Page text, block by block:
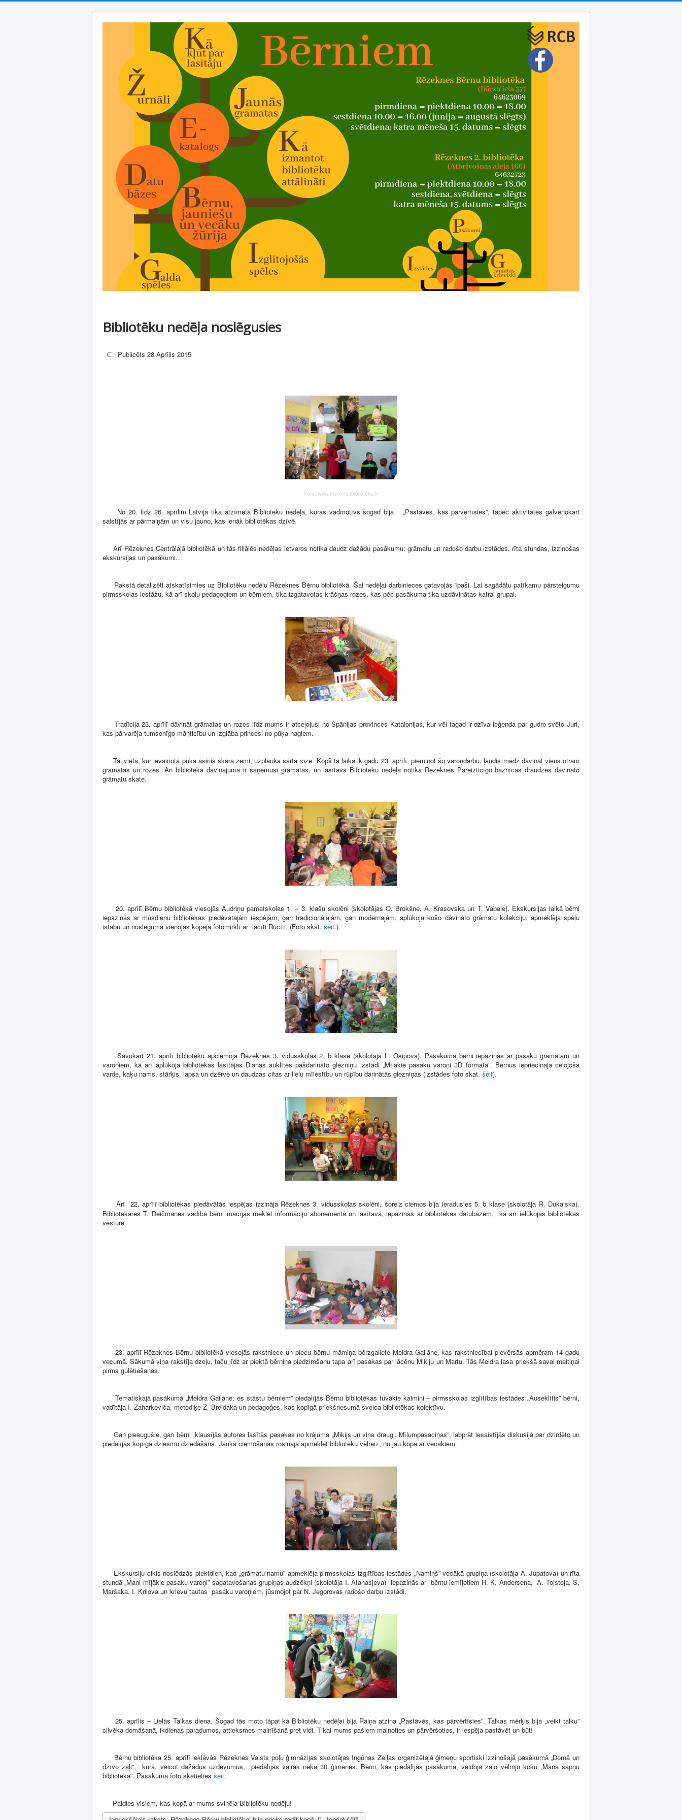
Bibliotēku nedēļa noslēgusies
Publicēts 28 Aprīlis 2015
Foto: www.rezeknesbiblioteka.lv
No 20. līdz 26. aprīlim Latvijā tika atzīmēta Bibliotēku nedēļa, kuras vadmotīvs šogad bija „Pastāvēs, kas pārvērtīsies”, tāpēc aktivitātes galvenokārt
saistījās ar pārmaiņām un visu jauno, kas ienāk bibliotēkas dzīvē.
Arī Rēzeknes Centrālajā bibliotēkā un tās filiālēs nedēļas ietvaros notika daudz dažādu pasākumu: grāmatu un radošo darbu izstādes, rīta stundas, izzinošas
ekskursijas un pasākumi…
Rakstā detalizēti atskatīsimies uz Bibliotēku nedēļu Rēzeknes Bērnu bibliotēkā. Šai nedēļai darbinieces gatavojās īpaši. Lai sagādātu patīkamu pārsteigumu
pirmsskolas iestāžu, kā arī skolu pedagogiem un bērniem, tika izgatavotas krāšņas rozes, kas pēc pasākuma tika uzdāvinātas katrai grupai.
Tradīcija 23. aprīlī dāvināt grāmatas un rozes līdz mums ir atceļojusi no Spānijas provinces Katalonijas, kur vēl tagad ir dzīva leģenda par gudro svēto Juri,
kas pārvarēja tumsonīgo māņticību un izglāba princesi no pūķa nagiem.
Tai vietā, kur ievainotā pūķa asinis skāra zemi, uzplauka sārta roze. Kopš tā laika ik gadu 23. aprīlī, pieminot šo varoņdarbu, ļaudis mēdz dāvināt viens otram
grāmatas un rozes. Arī bibliotēka dāvinājumā ir saņēmusi grāmatas, un lasītavā Bibliotēku nedēļā notika Rēzeknes Pareizticīgo baznīcas draudzes dāvināto
grāmatu skate.
20. aprīlī Bērnu bibliotēkā viesojās Audriņu pamatskolas 1. – 3. klašu skolēni (skolotājas O. Brokāne, A. Krasovska un T. Vabale). Ekskursijas laikā bērni
iepazinās ar mūsdienu bibliotēkas piedāvātajām iespējām, gan tradicionālajām, gan modernajām, aplūkoja košo dāvināto grāmatu kolekciju, apmeklēja spēļu
istabu un noslēgumā vienojās kopējā fotomirklī ar lācīti Rūcīti. (Foto skat. šeit.)
Savukārt 21. aprīlī bibliotēku apciemoja Rēzeknes 3. vidusskolas 2. b klase (skolotāja Ļ. Osipova). Pasākumā bērni iepazinās ar pasaku grāmatām un
varoņiem, kā arī aplūkoja bibliotēkas lasītājas Diānas auklītes pašdarināto glezniņu izstādi „Mīļākie pasaku varoņi 3D formātā”. Bērnus iepriecināja ceļojošā
varde, kaķu nams, stārķis, lapsa un dzērve un daudzas citas ar lielu mīlestību un rūpību darinātās glezniņas (izstādes foto skat. šeit).
Arī 22. aprīlī bibliotēkas piedāvātās iespējas izzināja Rēzeknes 3. vidusskolas skolēni, šoreiz ciemos bija ieradusies 5. b klase (skolotāja R. Dukaļska).
Bibliotekāres T. Deičmanes vadībā bērni mācījās meklēt informāciju abonementā un lasītavā, iepazinās ar bibliotēkas datubāzēm, kā arī ielūkojās bibliotēkas
vēsturē.
23. aprīlī Rēzeknes Bērnu bibliotēkā viesojās rakstniece un piecu bērnu māmiņa bērzgaliete Meldra Gailāne, kas rakstniecībai pievērsās apmēram 14 gadu
vecumā. Sākumā viņa rakstīja dzeju, taču līdz ar piektā bērniņa piedzimšanu tapa arī pasakas par lācēnu Mikiju un Martu. Tās Meldra lasa priekšā savai meitiņai
pirms gulētiešanas.
Tematiskajā pasākumā „Meldra Gailāne: es stāstu bērniem” piedalījās Bērnu bibliotēkas tuvākie kaimiņi – pirmsskolas izglītības iestādes „Auseklītis” bērni,
vadītāja I. Zaharkeviča, metodiķe Z. Breidaka un pedagoģes, kas kopīgā priekšnesumā sveica bibliotēkas kolektīvu.
Gan pieaugušie, gan bērni klausījās autores lasītās pasakas no krājuma „Mikijs un viņa draugi. Mīļumpasaciņas”, labprāt iesaistījās diskusijā par dzirdēto un
piedalījās kopīgā dziesmu dziedāšanā. Jaukā ciemošanās rosināja apmeklēt bibliotēku vēlreiz, nu jau kopā ar vecākiem.
Ekskursiju cikls noslēdzās piektdien, kad „grāmatu namu” apmeklēja pirmsskolas izglītības iestādes „Namiņš” vecākā grupiņa (skolotāja A. Jupatova) un rīta
stundā „Mani mīļākie pasaku varoņi” sagatavošanas grupiņas audzēkņi (skolotāja I. Afanasjeva) iepazinās ar bērnu iemīļotiem H. K. Andersena, A. Tolstoja, S.
Maršaka, I. Krilova un krievu tautas pasaku varoņiem, jūsmojot par N. Jegorovas radošo darbu izstādi.
25. aprīlis – Lielās Talkas diena. Šogad tās moto tāpat kā Bibliotēku nedēļai bija Raiņa atziņa „Pastāvēs, kas pārvērtīsies”. Talkas mērķis bija „veikt talku”
cilvēka domāšanā, ikdienas paradumos, attieksmes mainīšanā pret vidi. Tikai mums pašiem mainoties un pārvēršoties, ir iespēja pastāvēt un būt!
Bērnu bibliotēka 25. aprīlī iekļāvās Rēzeknes Valsts poļu ģimnāzijas skolotājas Ingūnas Zeiļas organizētajā ģimeņu sportiski izzinošajā pasākumā „Domā un
dzīvo zaļi”, kurā, veicot dažādus uzdevumus, piedalījās vairāk nekā 30 ģimenes. Bērni, kas piedalījās pasākumā, veidoja zaļo vēlmju koku „Mana sapņu
bibliotēka”. Pasākuma foto skatieties šeit.
Paldies visiem, kas kopā ar mums svinēja Bibliotēku nedēļu!